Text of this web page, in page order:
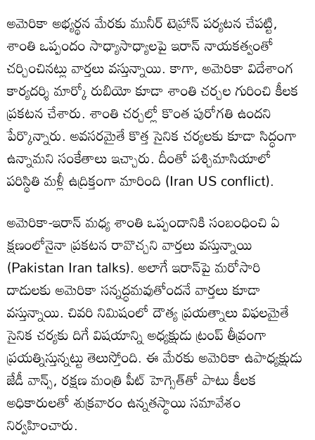
అమెరికా అభ్యర్థన మేరకు మునీర్ టెహ్రాన్ పర్యటన చేపట్టి,
శాంతి ఒప్పందం సాధ్యాసాధ్యాలపై ఇరాన్ నాయకత్వంతో
చర్చించినట్లు వార్తలు వస్తున్నాయి. కాగా, అమెరికా విదేశాంగ
కార్యదర్శి మార్కో రుబియో కూడా శాంతి చర్చల గురించి కీలక
ప్రకటన చేశారు. శాంతి చర్చల్లో కొంత పురోగతి ఉందని
పేర్కొన్నారు. అవసరమైతే కొత్త సైనిక చర్యలకు కూడా సిద్ధంగా
ఉన్నామని సంకేతాలు ఇచ్చారు. దీంతో పశ్చిమాసియాలో
పరిస్థితి మళ్లీ ఉద్రిక్తంగా మారింది (Iran US conflict).
అమెరికా-ఇరాన్ మధ్య శాంతి ఒప్పందానికి సంబంధించి ఏ
క్షణంలోనైనా ప్రకటన రావొచ్చని వార్తలు వస్తున్నాయి
(Pakistan Iran talks). అలాగే ఇరాన్‌పై మరోసారి
దాడులకు అమెరికా సన్నద్ధమవుతోందనే వార్తలు కూడా
వస్తున్నాయి. చివరి నిమిషంలో దౌత్య ప్రయత్నాలు విఫలమైతే
సైనిక చర్యకు దిగే విషయాన్ని అధ్యక్షుడు ట్రంప్ తీవ్రంగా
ప్రయత్నిస్తున్నట్టు తెలుస్తోంది. ఈ మేరకు అమెరికా ఉపాధ్యక్షుడు
జేడీ వాన్స్, రక్షణ మంత్రి పీట్ హెగ్సెత్‌తో పాటు కీలక
అధికారులతో శుక్రవారం ఉన్నతస్థాయి సమావేశం
నిర్వహించారు.